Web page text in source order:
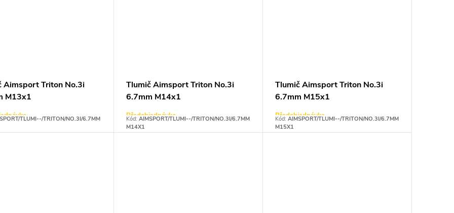
Aimsport Triton No.3i
M13x1
TLUMI--/TRITON/NO.3I/6.7MM
Tlumič Aimsport Triton No.3i
6.7mm M14x1
Předobjednávka
Kód: AIMSPORT/TLUMI--/TRITON/NO.3I/6.7MM
M14X1
Tlumič Aimsport Triton No.3i
6.7mm M15x1
Předobjednávka
Kód: AIMSPORT/TLUMI--/TRITON/NO.3I/6.7MM
M15X1